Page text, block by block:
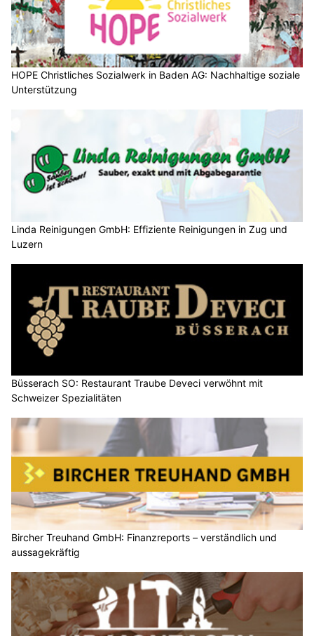
HOPE Christliches Sozialwerk in Baden AG: Nachhaltige soziale
Unterstützung
Linda Reinigungen GmbH: Effiziente Reinigungen in Zug und
Luzern
Büsserach SO: Restaurant Traube Deveci verwöhnt mit
Schweizer Spezialitäten
Bircher Treuhand GmbH: Finanzreports – verständlich und
aussagekräftig